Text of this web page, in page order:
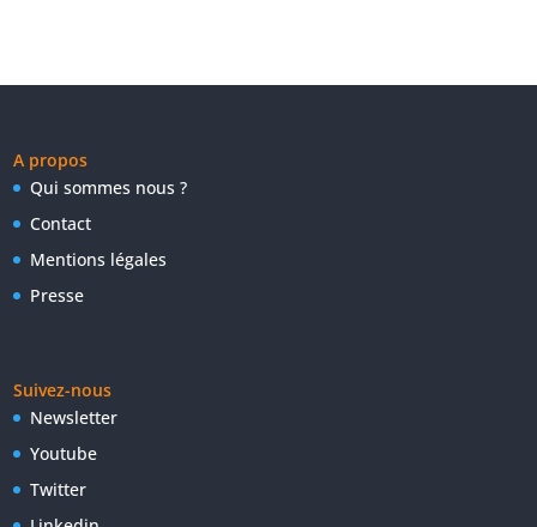
A propos
Qui sommes nous ?
Contact
Mentions légales
Presse
Suivez-nous
Newsletter
Youtube
Twitter